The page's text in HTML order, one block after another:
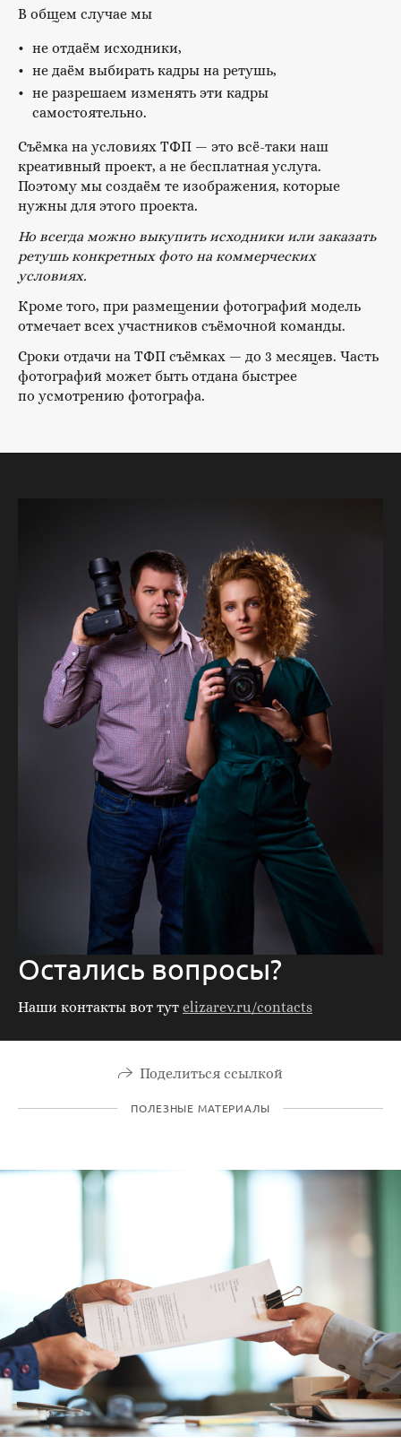
В общем случае мы
не отдаём исходники,
не даём выбирать кадры на ретушь,
не разрешаем изменять эти кадры
самостоятельно.
Съёмка на условиях ТФП — это всё-таки наш
креативный проект, а не бесплатная услуга.
Поэтому мы создаём те изображения, которые
нужны для этого проекта.
Но всегда можно выкупить исходники или заказать
ретушь конкретных фото на коммерческих
условиях.
Кроме того, при размещении фотографий модель
отмечает всех участников съёмочной команды.
Сроки отдачи на ТФП съёмках — до 3 месяцев. Часть
фотографий может быть отдана быстрее
по усмотрению фотографа.
Остались вопросы?
Наши контакты вот тут elizarev.ru/contacts
Поделиться ссылкой
ПОЛЕЗНЫЕ МАТЕРИАЛЫ